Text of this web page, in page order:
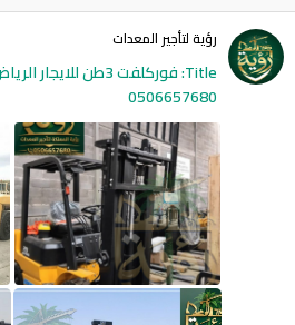
رؤية لتأجير المعدات
0506657680